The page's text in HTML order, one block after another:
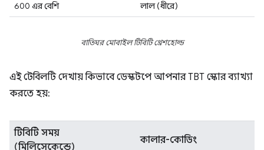
600 এর বেশি
লাল (ধীরে)
বাতিঘর মোবাইল টিবিটি থ্রেশহোল্ড
এই টেবিলটি দেখায় কিভাবে ডেস্কটপে আপনার TBT স্কোর ব্যাখ্যা
করতে হয়:
টিবিটি সময়
(মিলিসেকেন্ডে)
কালার-কোডিং